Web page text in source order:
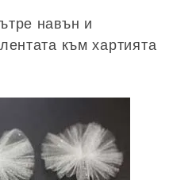
навън и
към хартията